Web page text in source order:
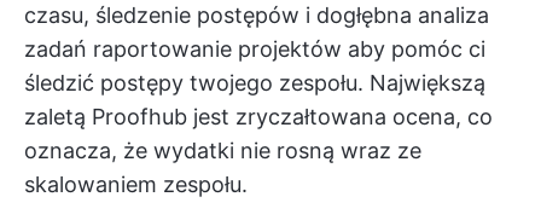
czasu, śledzenie postępów i dogłębna analiza
zadań raportowanie projektów aby pomóc ci
śledzić postępy twojego zespołu. Największą
zaletą Proofhub jest zryczałtowana ocena, co
oznacza, że wydatki nie rosną wraz ze
skalowaniem zespołu.